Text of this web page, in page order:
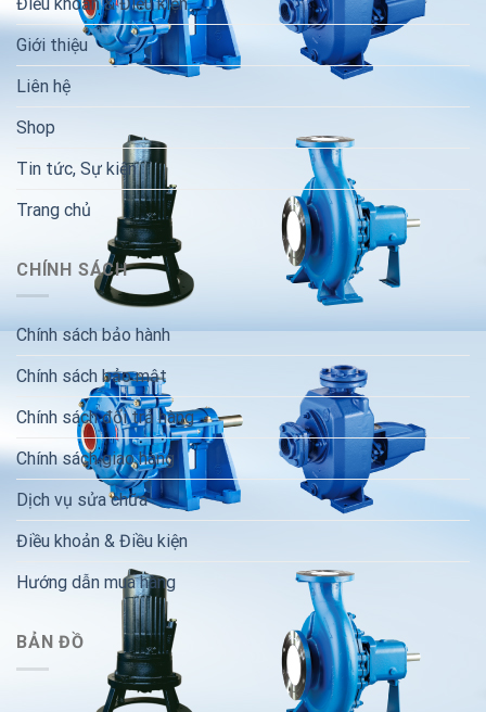
Giới thiệu
Liên hệ
Shop
Tin tức, Sự kiện
Trang chủ
CHÍNH SÁCH
Chính sách bảo hành
Chính sách bảo mật
Chính sách đổi trả hàng
Chính sách giao hàng
Dịch vụ sửa chữa
Điều khoản & Điều kiện
Hướng dẫn mua hàng
BẢN ĐỒ